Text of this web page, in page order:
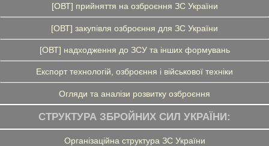
[ОВТ] прийняття на озброєння ЗС України
[ОВТ] закупівля озброєння для ЗС України
[ОВТ] надходження до ЗСУ та інших формувань
Експорт технологій, озброєння і військової техніки
Огляди та аналізи розвитку озброєння
СТРУКТУРА ЗБРОЙНИХ СИЛ УКРАЇНИ:
Організаційна структура ЗС України